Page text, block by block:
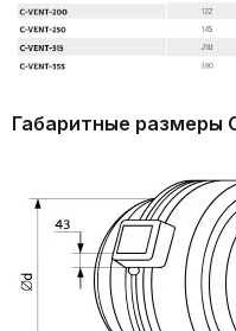
Габаритные размеры